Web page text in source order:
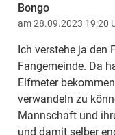
Bongo
am 28.09.2023 19:20
Ich verstehe ja den
Fangemeinde. Da
Elfmeter
verwandeln zu
Mannschaft und
und damit selber